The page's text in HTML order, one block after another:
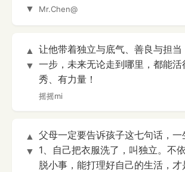
▼
Mr.Chen@
▲
▼
让他带着独立与底气、善良与担
一步，未来无论走到哪里，都能活
秀、有力量！
摇摇mi
▲
▼
父母一定要告诉孩子这七句话，一
1、自己把衣服洗了，叫独立。不
脱小事，能打理好自己的生活，才